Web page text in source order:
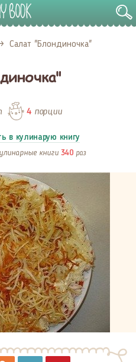
Салат "Блондиночка"
4порции
в кулинарую книгу
книги 340 раз